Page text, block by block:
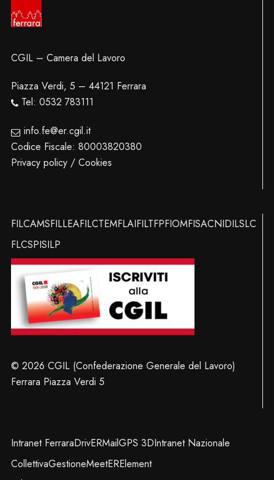
CGIL – Camera del Lavoro
Piazza Verdi, 5 – 44121 Ferrara
Tel: 0532 783111
info.fe@er.cgil.it
Codice Fiscale: 80003820380
Privacy policy / Cookies
FILCAMSFILLEAFILCTEMFLAIFILTFPFIOMFISACNIDILSLC
FLCSPISILP
© 2026 CGIL (Confederazione Generale del Lavoro)
Ferrara Piazza Verdi 5
Intranet FerraraDrivERMailGPS 3DIntranet Nazionale
CollettivaGestioneMeetERElement